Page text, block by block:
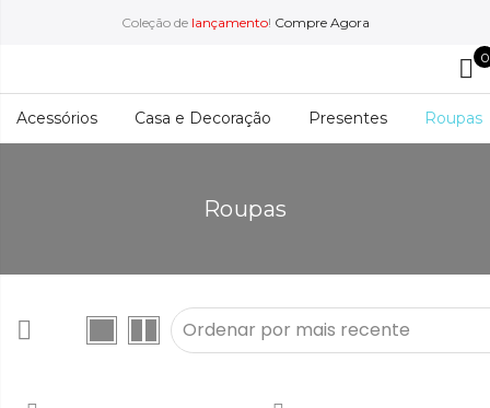
Coleção de lançamento! Compre Agora
0
Acessórios Casa e Decoração Presentes Roupas
Roupas